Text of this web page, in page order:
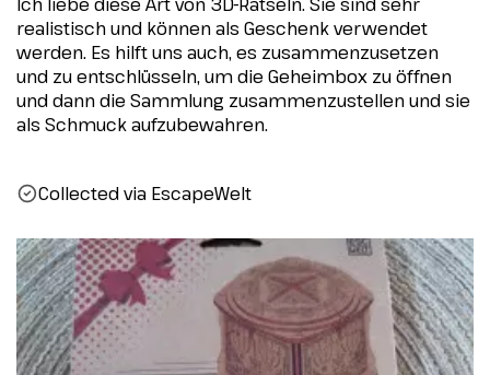
realistisch und können als Geschenk verwendet
werden. Es hilft uns auch, es zusammenzusetzen
und zu entschlüsseln, um die Geheimbox zu öffnen
und dann die Sammlung zusammenzustellen und sie
als Schmuck aufzubewahren.
Collected via EscapeWelt